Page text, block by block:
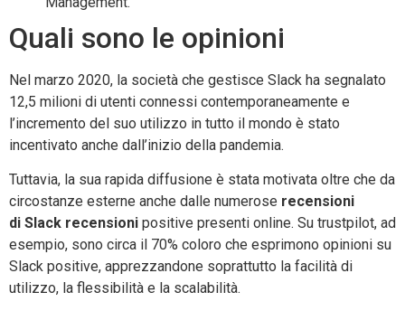
Quali sono le opinioni
Nel marzo 2020, la società che gestisce Slack ha segnalato
12,5 milioni di utenti connessi contemporaneamente e
l’incremento del suo utilizzo in tutto il mondo è stato
incentivato anche dall’inizio della pandemia.
Tuttavia, la sua rapida diffusione è stata motivata oltre che da
circostanze esterne anche dalle numerose recensioni
di Slack recensioni positive presenti online. Su trustpilot, ad
esempio, sono circa il 70% coloro che esprimono opinioni su
Slack positive, apprezzandone soprattutto la facilità di
utilizzo, la flessibilità e la scalabilità.